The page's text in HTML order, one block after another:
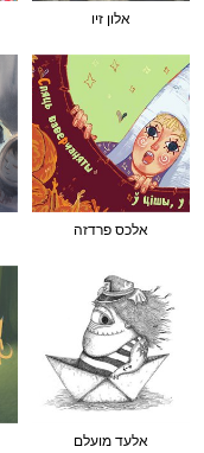
אלון זיו
אלכס פרדזה
אלעד מועלם